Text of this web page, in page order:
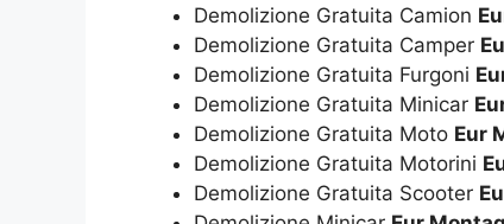
Demolizione Gratuita Camion
Demolizione Gratuita Camper
Demolizione Gratuita Furgoni
Demolizione Gratuita Minicar
Demolizione Gratuita Moto Eur
Demolizione Gratuita Motorini
Demolizione Gratuita Scooter